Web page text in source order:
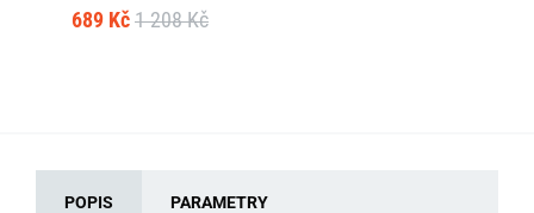
689 Kč 1 208 Kč
POPIS PARAMETRY